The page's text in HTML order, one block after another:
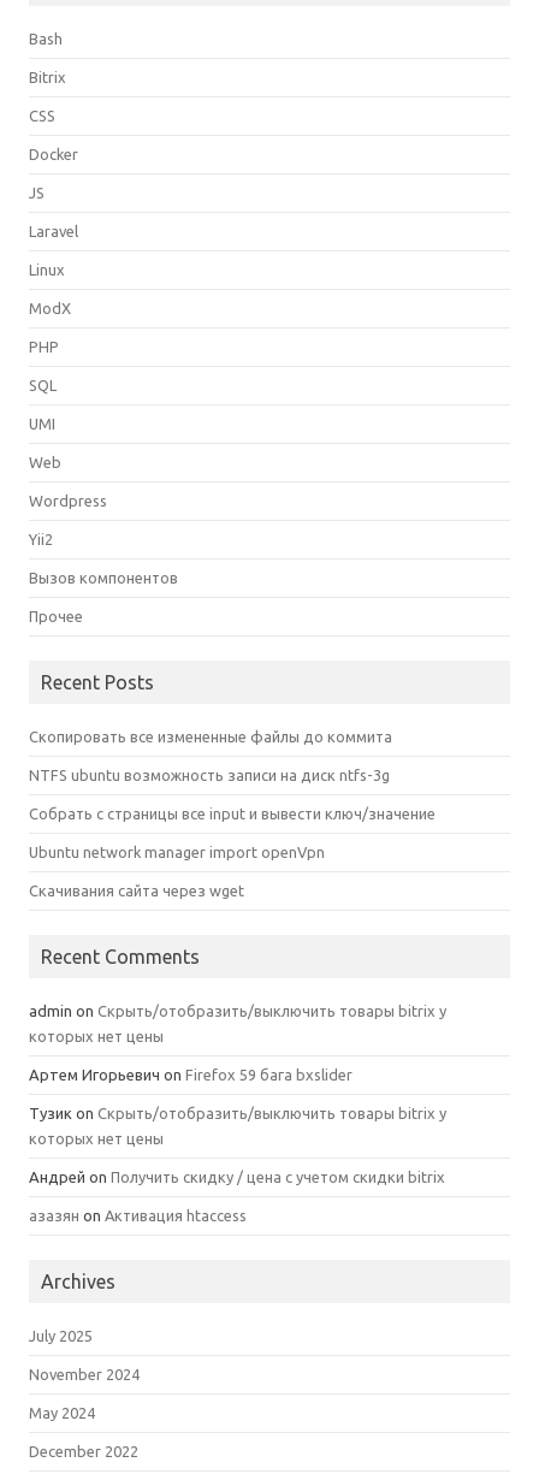
Bash
Bitrix
CSS
Docker
JS
Laravel
Linux
ModX
PHP
SQL
UMI
Web
Wordpress
Yii2
Вызов компонентов
Прочее
Recent Posts
Скопировать все измененные файлы до коммита
NTFS ubuntu возможность записи на диск ntfs-3g
Собрать с страницы все input и вывести ключ/значение
Ubuntu network manager import openVpn
Скачивания сайта через wget
Recent Comments
admin on Скрыть/отобразить/выключить товары bitrix у
которых нет цены
Артем Игорьевич on Firefox 59 бага bxslider
Тузик on Скрыть/отобразить/выключить товары bitrix у
которых нет цены
Андрей on Получить скидку / цена с учетом скидки bitrix
азазян on Активация htaccess
Archives
July 2025
November 2024
May 2024
December 2022